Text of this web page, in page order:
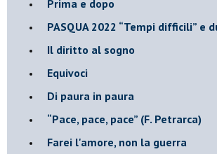
Prima e dopo
​PASQUA 2022 “Tempi difficili” e
Il diritto al sogno
Equivoci
Di paura in paura
​“Pace, pace, pace” (F. Petrarca)
Farei l'amore, non la guerra